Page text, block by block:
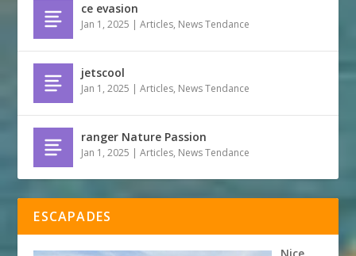
ce evasion
Jan 1, 2025 |Articles, News Tendance
jetscool
Jan 1, 2025 |Articles, News Tendance
ranger Nature Passion
Jan 1, 2025 |Articles, News Tendance
ESCAPADES